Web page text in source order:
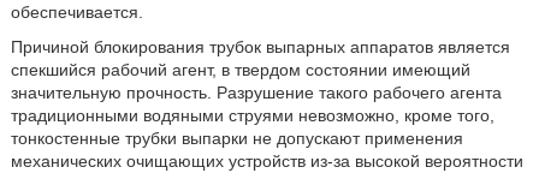
обеспечивается.
Причиной блокирования трубок выпарных аппаратов является
спекшийся рабочий агент, в твердом состоянии имеющий
значительную прочность. Разрушение такого рабочего агента
традиционными водяными струями невозможно, кроме того,
тонкостенные трубки выпарки не допускают применения
механических очищающих устройств из-за высокой вероятности